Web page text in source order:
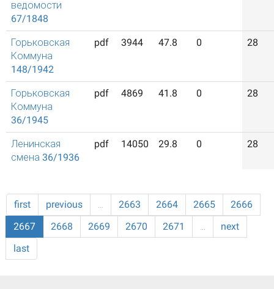
ведомости
67/1848
Горьковская
Коммуна
148/1942
pdf 3944 47.8 0 28
Горьковская
Коммуна
36/1945
pdf 4869 41.8 0 28
Ленинская
смена 36/1936
pdf 14050 29.8 0 28
first previous … 2663 2664 2665
2666
2667
2668 2669 2670 2671 …
next
last